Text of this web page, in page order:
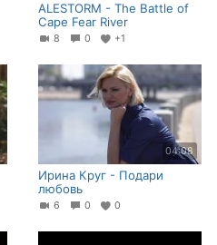
ALESTORM - The Battle of
Cape Fear River
8 0 +1
04:08
Ирина Круг - Подари
любовь
6 0 0